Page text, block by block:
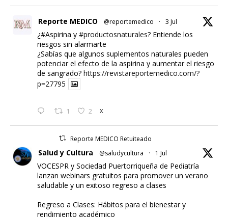
Reporte MEDICO @reportemedico · 3 Jul
¿#Aspirina y #productosnaturales? Entiende los
riesgos sin alarmarte
¿Sabías que algunos suplementos naturales pueden
potenciar el efecto de la aspirina y aumentar el riesgo
de sangrado? https://revistareportemedico.com/?
p=27795
1 2 X
Reporte MEDICO Retuiteado
Salud y Cultura @saludycultura · 1 Jul
VOCESPR y Sociedad Puertorriqueña de Pediatría
lanzan webinars gratuitos para promover un verano
saludable y un exitoso regreso a clases
Regreso a Clases: Hábitos para el bienestar y
rendimiento académico